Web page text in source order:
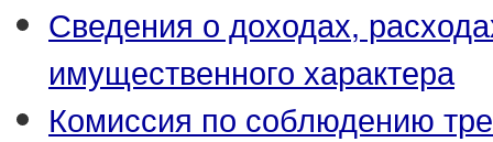
Сведения о доходах,
имущественного характера
Комиссия по соблюдению